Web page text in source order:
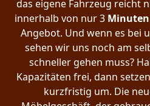
das eigene Fahrzeug reicht
innerhalb von nur 3 Minuten
Angebot. Und wenn es bei
sehen wir uns noch am
schneller gehen muss?
Kapazitäten frei, dann
kurzfristig um. Die